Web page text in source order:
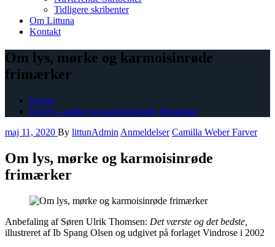
Tidligere skribenter
Om Littuna
Kontakt
Om lys, mørke og karmoisinrøde
frimærker
Home
Om lys, mørke og karmoisinrøde frimærker
maj 11, 2020 By littunAdmin Anmeldelser Camilla Weber Farver
Om lys, mørke og karmoisinrøde
frimærker
Anbefaling af Søren Ulrik Thomsen: Det værste og det bedste,
illustreret af Ib Spang Olsen og udgivet på forlaget Vindrose i 2002